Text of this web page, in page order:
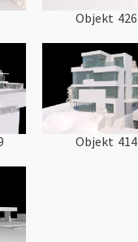
Objekt 426
Objekt 414